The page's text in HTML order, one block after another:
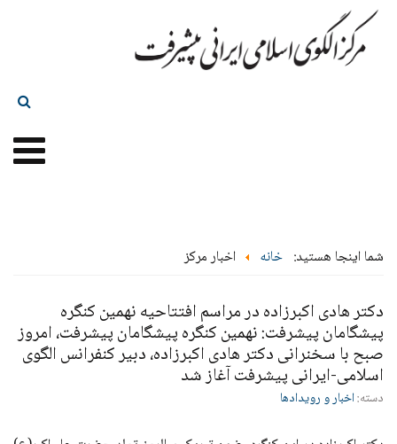
شما اینجا هستید: خانه اخبار مرکز
دکتر هادی اکبرزاده در مراسم افتتاحیه نهمین کنگره
پیشگامان پیشرفت: نهمین کنگره پیشگامان پیشرفت، امروز
صبح با سخنرانی دکتر هادی اکبرزاده، دبیر کنفرانس الگوی
اسلامی-ایرانی پیشرفت آغاز شد
دسته:اخبار و رویدادها